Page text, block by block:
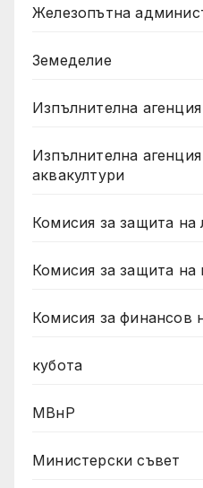
Железопътна
Земеделие
Изпълнителна
Изпълнителна
аквакултури
Комисия за защита на
Комисия за защита на
Комисия за финансов
кубота
МВнР
Министерски съвет